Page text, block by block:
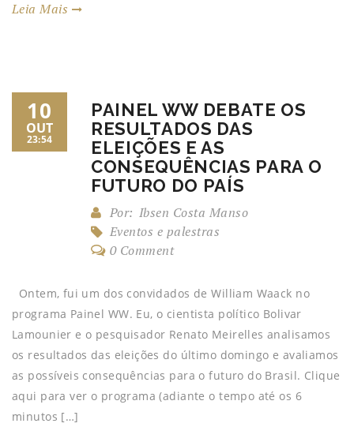
Leia Mais
10
OUT
23:54
PAINEL WW DEBATE OS
RESULTADOS DAS
ELEIÇÕES E AS
CONSEQUÊNCIAS PARA O
FUTURO DO PAÍS
Por: Ibsen Costa Manso
Eventos e palestras
0 Comment
Ontem, fui um dos convidados de William Waack no
programa Painel WW. Eu, o cientista político Bolivar
Lamounier e o pesquisador Renato Meirelles analisamos
os resultados das eleições do último domingo e avaliamos
as possíveis consequências para o futuro do Brasil. Clique
aqui para ver o programa (adiante o tempo até os 6
minutos […]